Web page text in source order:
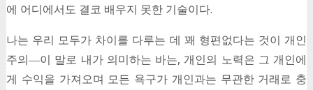
에 어디에서도 결코 배우지 못한 기술이다.
나는 우리 모두가 차이를 다루는 데 꽤 형편없다는 것이 개인
주의―이 말로 내가 의미하는 바는, 개인의 노력은 그 개인에
게 수익을 가져오며 모든 욕구가 개인과는 무관한 거래로 충